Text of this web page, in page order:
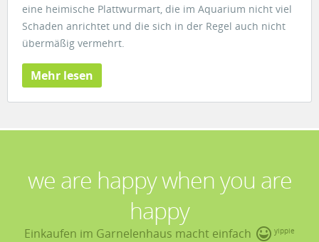
eine heimische Plattwurmart, die im Aquarium nicht viel
Schaden anrichtet und die sich in der Regel auch nicht
übermäßig vermehrt.
Mehr lesen
we are happy when you are
happy
Einkaufen im Garnelenhaus macht einfach yippie